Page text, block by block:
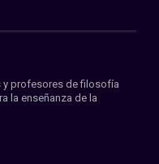
y profesores de filosofía
la enseñanza de la